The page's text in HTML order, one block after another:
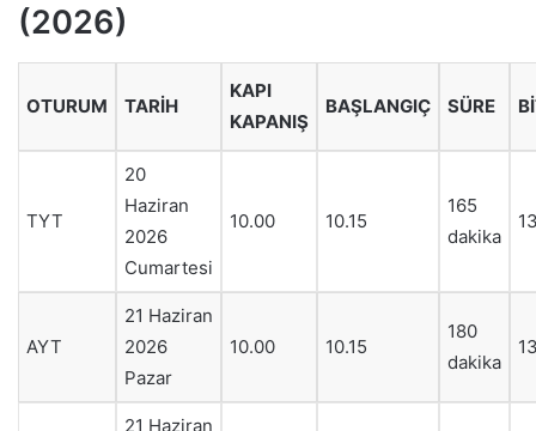
(2026)
OTURUM TARIH
KAPI
KAPANIŞ
BAŞLANGIÇ SÜRE
TYT
20
Haziran
2026
Cumartesi
10.00 10.15
165
dakika
AYT
21 Haziran
2026
Pazar
10.00 10.15
180
dakika
21 Haziran